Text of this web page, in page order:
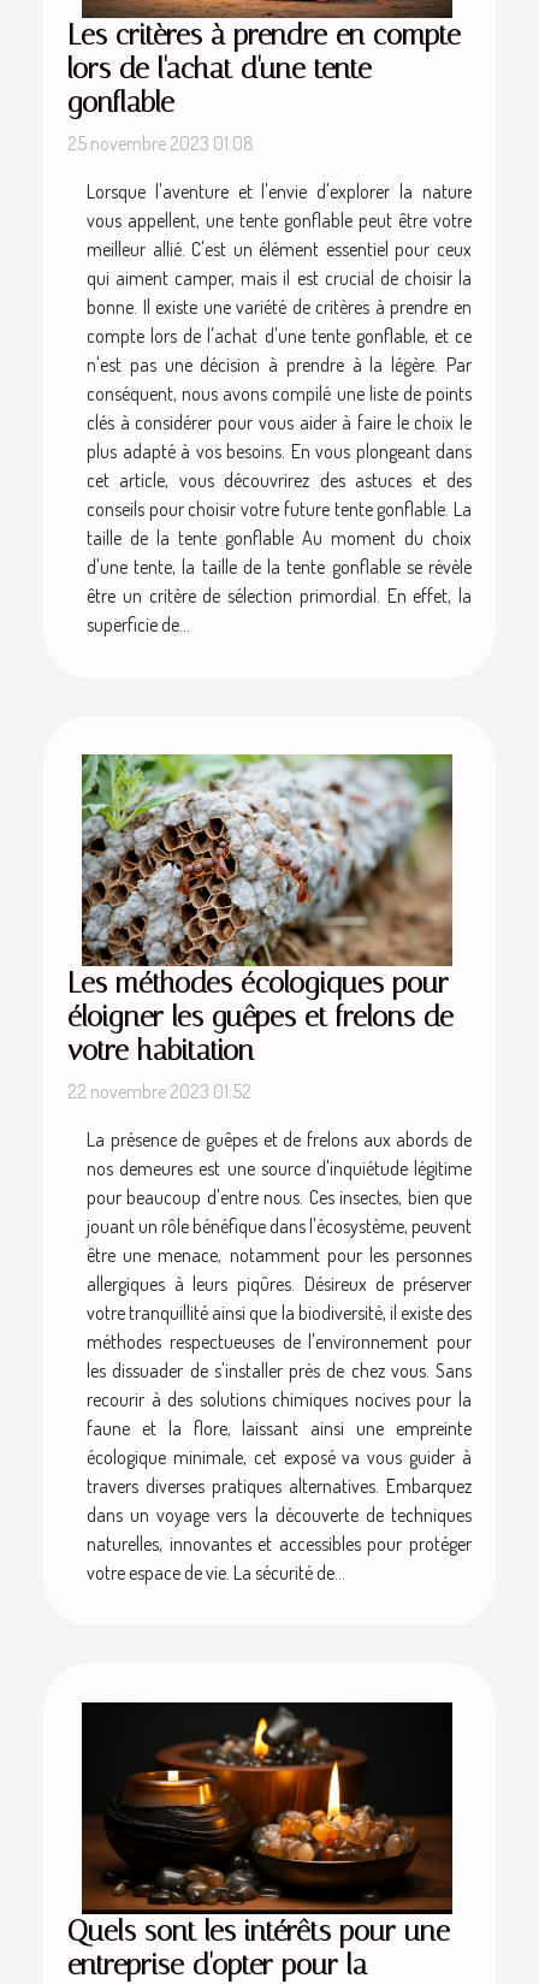
Les critères à prendre en compte
lors de l'achat d'une tente
gonflable
25 novembre 2023 01:08
Lorsque l'aventure et l'envie d'explorer la nature
vous appellent, une tente gonflable peut être votre
meilleur allié. C'est un élément essentiel pour ceux
qui aiment camper, mais il est crucial de choisir la
bonne. Il existe une variété de critères à prendre en
compte lors de l'achat d'une tente gonflable, et ce
n'est pas une décision à prendre à la légère. Par
conséquent, nous avons compilé une liste de points
clés à considérer pour vous aider à faire le choix le
plus adapté à vos besoins. En vous plongeant dans
cet article, vous découvrirez des astuces et des
conseils pour choisir votre future tente gonflable. La
taille de la tente gonflable Au moment du choix
d'une tente, la taille de la tente gonflable se révèle
être un critère de sélection primordial. En effet, la
superficie de...
Les méthodes écologiques pour
éloigner les guêpes et frelons de
votre habitation
22 novembre 2023 01:52
La présence de guêpes et de frelons aux abords de
nos demeures est une source d'inquiétude légitime
pour beaucoup d'entre nous. Ces insectes, bien que
jouant un rôle bénéfique dans l'écosystème, peuvent
être une menace, notamment pour les personnes
allergiques à leurs piqûres. Désireux de préserver
votre tranquillité ainsi que la biodiversité, il existe des
méthodes respectueuses de l'environnement pour
les dissuader de s'installer près de chez vous. Sans
recourir à des solutions chimiques nocives pour la
faune et la flore, laissant ainsi une empreinte
écologique minimale, cet exposé va vous guider à
travers diverses pratiques alternatives. Embarquez
dans un voyage vers la découverte de techniques
naturelles, innovantes et accessibles pour protéger
votre espace de vie. La sécurité de...
Quels sont les intérêts pour une
entreprise d'opter pour la